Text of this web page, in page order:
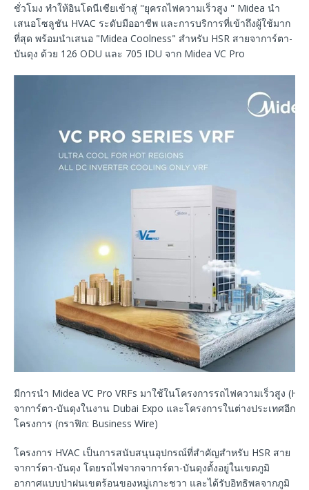
ชั่วโมง ทำให้อินโดนีเซียเข้าสู่ "ยุครถไฟความเร็วสูง " Midea นำ
เสนอโซลูชัน HVAC ระดับมืออาชีพ และการบริการที่เข้าถึงผู้ใช้มาก
ที่สุด พร้อมนำเสนอ "Midea Coolness" สำหรับ HSR สายจาการ์ตา-
บันดุง ด้วย 126 ODU และ 705 IDU จาก Midea VC Pro
มีการนำ Midea VC Pro VRFs มาใช้ในโครงการรถไฟความเร็วสูง
จาการ์ตา-บันดุงในงาน Dubai Expo และโครงการในต่างประเทศอีกห
โครงการ (กราฟิก: Business Wire)
โครงการ HVAC เป็นการสนับสนุนอุปกรณ์ที่สำคัญสำหรับ HSR สาย
จาการ์ตา-บันดุง โดยรถไฟจากจาการ์ตา-บันดุงตั้งอยู่ในเขตภูมิ
อากาศแบบป่าฝนเขตร้อนของหมู่เกาะชวา และได้รับอิทธิพลจากภูมิ